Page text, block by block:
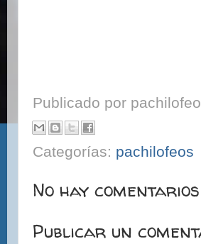
Publicado por
Categorías: pachilofeos
No hay
Publicar un